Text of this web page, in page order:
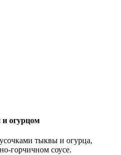
и огурцом
тыквы и огурца,
горчичном соусе.